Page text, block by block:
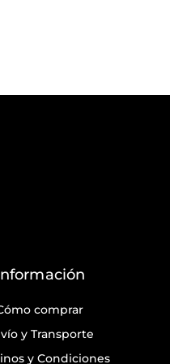
comprar
y Transporte
y Condiciones